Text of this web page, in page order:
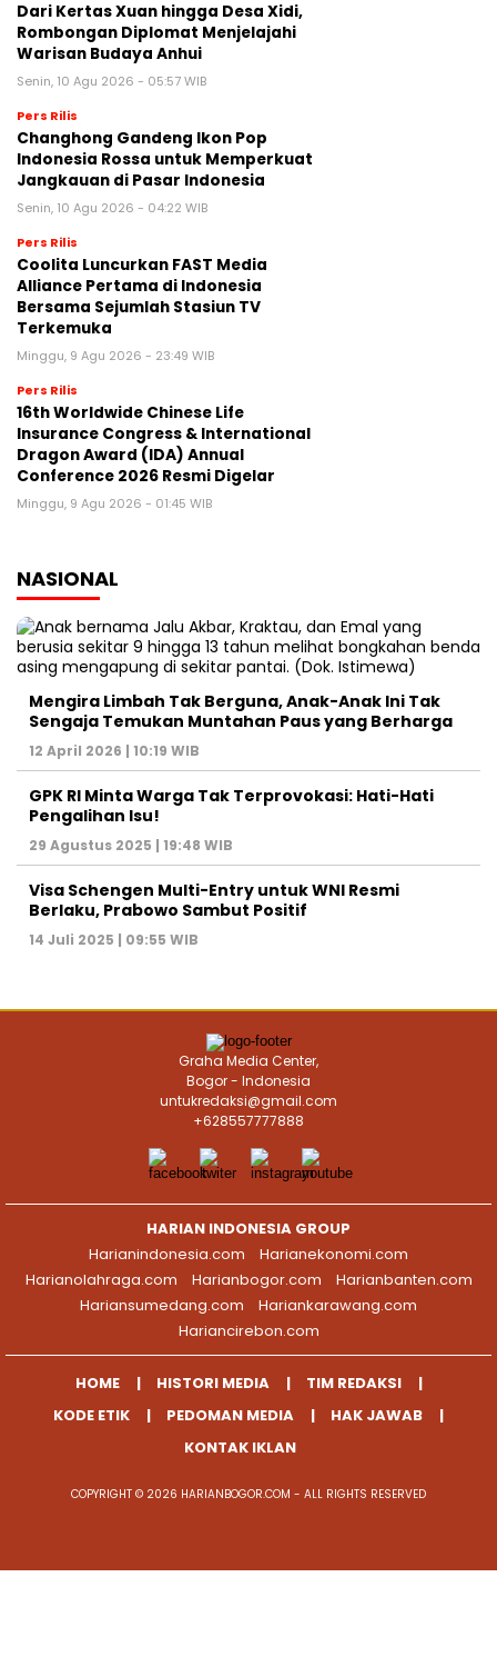
Dari Kertas Xuan hingga Desa Xidi,
Rombongan Diplomat Menjelajahi
Warisan Budaya Anhui
Senin, 10 Agu 2026 - 05:57 WIB
Pers Rilis
Changhong Gandeng Ikon Pop
Indonesia Rossa untuk Memperkuat
Jangkauan di Pasar Indonesia
Senin, 10 Agu 2026 - 04:22 WIB
Pers Rilis
Coolita Luncurkan FAST Media
Alliance Pertama di Indonesia
Bersama Sejumlah Stasiun TV
Terkemuka
Minggu, 9 Agu 2026 - 23:49 WIB
Pers Rilis
16th Worldwide Chinese Life
Insurance Congress & International
Dragon Award (IDA) Annual
Conference 2026 Resmi Digelar
Minggu, 9 Agu 2026 - 01:45 WIB
NASIONAL
Mengira Limbah Tak Berguna, Anak-Anak Ini Tak
Sengaja Temukan Muntahan Paus yang Berharga
12 April 2026 | 10:19 WIB
GPK RI Minta Warga Tak Terprovokasi: Hati-Hati
Pengalihan Isu!
29 Agustus 2025 | 19:48 WIB
Visa Schengen Multi-Entry untuk WNI Resmi
Berlaku, Prabowo Sambut Positif
14 Juli 2025 | 09:55 WIB
Graha Media Center,
Bogor - Indonesia
untukredaksi@gmail.com
+628557777888
HARIAN INDONESIA GROUP
Harianindonesia.com
Harianekonomi.com
Harianolahraga.com
Harianbogor.com
Harianbanten.com
Hariansumedang.com
Hariankarawang.com
Hariancirebon.com
HOME HISTORI MEDIA
TIM REDAKSI
KODE ETIK
PEDOMAN MEDIA
HAK JAWAB
KONTAK IKLAN
COPYRIGHT © 2026 HARIANBOGOR.COM - ALL RIGHTS RESERVED